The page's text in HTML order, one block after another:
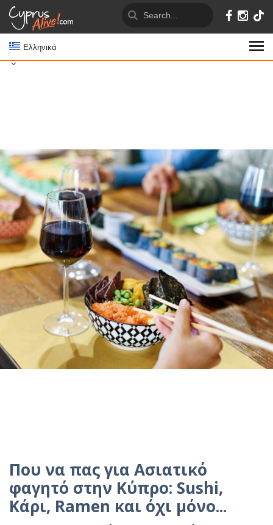
Ελληνικά
Που να πας για Ασιατικό
φαγητό στην Κύπρο: Sushi,
Κάρι, Ramen και όχι μόνο...